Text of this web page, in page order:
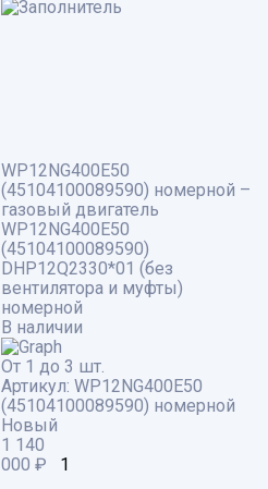
WP12NG400E50
(45104100089590) номерной –
газовый двигатель
WP12NG400E50
(45104100089590)
DHP12Q2330*01 (без
вентилятора и муфты)
номерной
В наличии
От 1 до 3 шт.
Артикул: WP12NG400E50
(45104100089590) номерной
Новый
1 140
000 ₽